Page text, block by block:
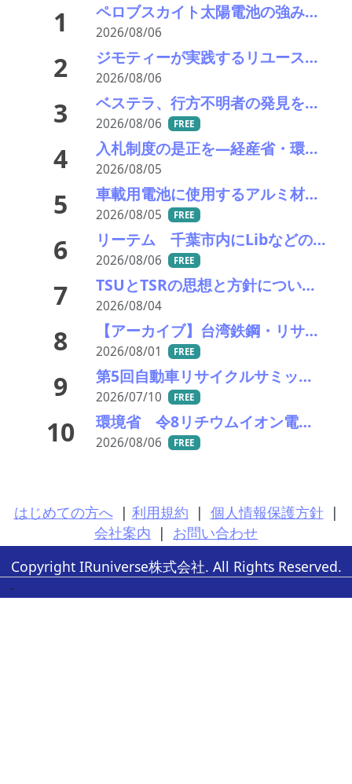
1 ペロブスカイト太陽電池の強みはリサイクル性にあり―東大の瀬川氏がエコプレミアムクラブで講演
2026/08/06
2 ジモティーが実践するリユース促進と地域課題解決の指針－社会のインフラへ昇華
2026/08/06
3 ベステラ、行方不明者の発見を報告
2026/08/06 FREE
4 入札制度の是正を—経産省・環境省が指定PETボトル資源循環で検討会
2026/08/05
5 車載用電池に使用するアルミ材の水平リサイクルを実現―PPES・日本軽金属・冨士発條・PEX
2026/08/05 FREE
6 リーテム 千葉市内にLibなどの小型充電式電池回収ボックスを新たに15カ所設置
2026/08/06 FREE
7 TSUとTSRの思想と方針について考える
2026/08/04
8 【アーカイブ】台湾鉄鋼・リサイクル産業視察ツアー
2026/08/01 FREE
9 第5回自動車リサイクルサミット ～再生材料をいかに使うか、違法業者対策、中古車輸出問題を語ろう～
2026/07/10 FREE
10 環境省 令8リチウムイオン電池等の回収・処理体制の構築等に向けた実証事業の公募結果公表
2026/08/06 FREE
はじめての方へ | 利用規約 | 個人情報保護方針 |
会社案内 | お問い合わせ
Copyright IRuniverse株式会社. All Rights Reserved.
-